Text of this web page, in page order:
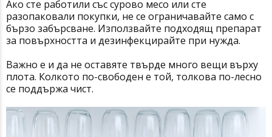
Ако сте работили със сурово месо или сте
разопаковали покупки, не се ограничавайте само с
бързо забърсване. Използвайте подходящ препарат
за повърхността и дезинфекцирайте при нужда.
Важно е и да не оставяте твърде много вещи върху
плота. Колкото по-свободен е той, толкова по-лесно
се поддържа чист.